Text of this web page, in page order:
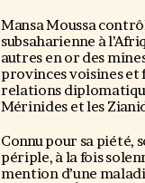
Mansa Moussa
subsaharienne à
autres en or des
provinces voisines et
relations
Mérinides et les
Connu pour sa piété,
périple, à la fois
mention d’une